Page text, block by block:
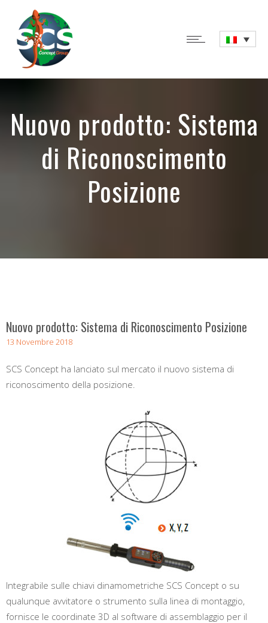
Nuovo prodotto: Sistema
di Riconoscimento
Posizione
Nuovo prodotto: Sistema di Riconoscimento Posizione
13 Novembre 2018
SCS Concept ha lanciato sul mercato il nuovo sistema di
riconoscimento della posizione.
Integrabile sulle chiavi dinamometriche SCS Concept o su
qualunque avvitatore o strumento sulla linea di montaggio,
fornisce le coordinate 3D al software di assemblaggio per il